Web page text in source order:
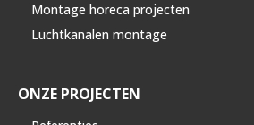
Montage horeca projecten
Luchtkanalen montage
ONZE PROJECTEN